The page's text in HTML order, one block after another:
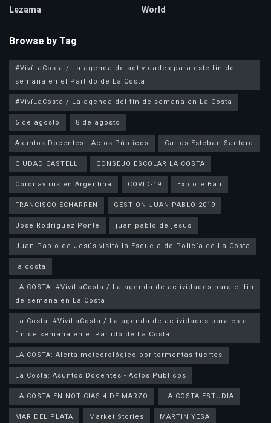
Lezama
World
Browse by Tag
#VivíLaCosta / La agenda de actividades para este fin de
semana en el Partido de La Costa
#VivíLaCosta / La agenda del fin de semana en La Costa
6 de agosto
8 de agosto
Asuntos Docentes - Actos Públicos
Carlos Esteban Santoro
CIUDAD CASTELLI
CONSEJO ESCOLAR LA COSTA
Coronavirus en Argentina
COVID-19
Explore Bali
FRANCISCO ECHARREN
GESTION JUAN PABLO 2019
José Rodríguez Ponte
juan pablo de jesus
la costa
LA COSTA: #VivíLaCosta / La agenda de actividades para el fin
de semana en La Costa
La Costa: #VivíLaCosta / La agenda de actividades para este
fin de semana en el Partido de La Costa
LA COSTA: Alerta meteorológico por tormentas fuertes
La Costa: Asuntos Docentes - Actos Públicos
LA COSTA EN NOTICIAS 4 DE MARZO
LA COSTA ESTUDIA
MAR DEL PLATA
Market Stories
MARTIN YESA